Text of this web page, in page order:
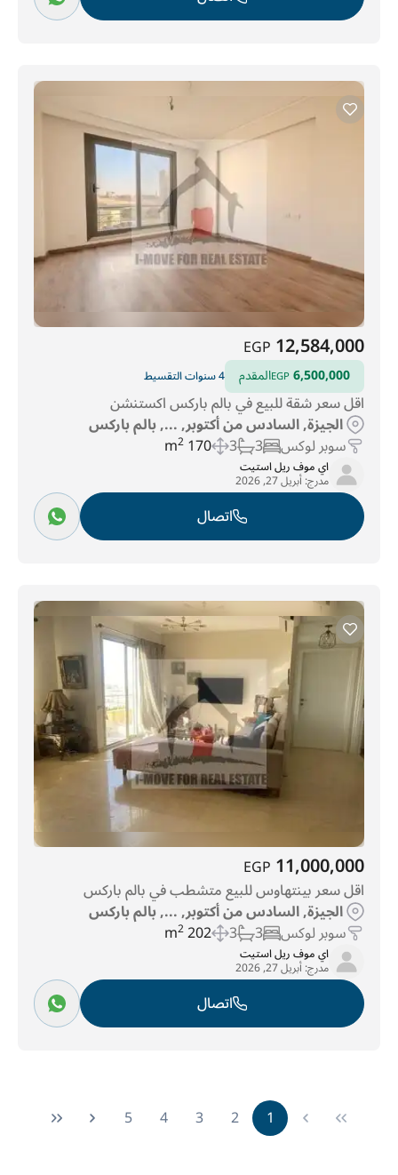
12,584,000
EGP
6,500,000
EGPالمقدم 4 سنوات التقسيط
اقل سعر شقة للبيع في بالم باركس اكستنشن
الجيزة, السادس من أكتوبر, ..., بالم باركس
سوبر لوكس 3
3
170 m
2
اي موف ريل استيت
مدرج:أبريل 27, 2026
اتصال
11,000,000
EGP
اقل سعر بينتهاوس للبيع متشطب في بالم باركس
الجيزة, السادس من أكتوبر, ..., بالم باركس
سوبر لوكس 3
3
202 m
2
اي موف ريل استيت
مدرج:أبريل 27, 2026
اتصال
1
2
3
4
5